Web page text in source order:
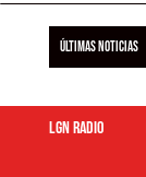
ÚLTIMAS NOTICIAS
LGN Radio